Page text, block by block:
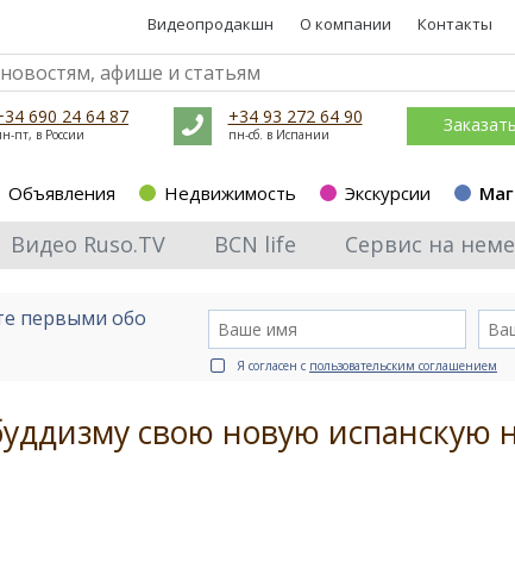
Видеопродакшн О компании Контакты
690 24 64 87
пт, в России
+34 93 272 64 90
пн-сб. в Испании
Объявления Недвижимость Экскурсии
Видео Ruso.TV BCN life Сервис на
первыми обо
Я согласен с пользовательским соглашением
свою новую испанскую